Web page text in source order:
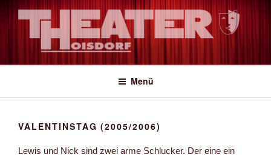
Inhalt
springen
Amateur-Theater auf Profi-Niveau
Menü
VALENTINSTAG (2005/2006)
Lewis und Nick sind zwei arme Schlucker. Der eine ein